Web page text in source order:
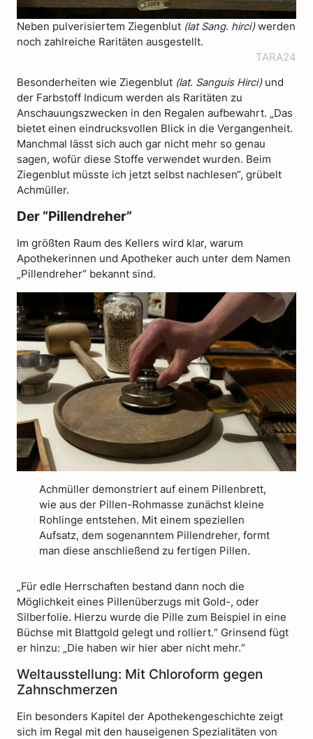
Neben pulverisiertem Ziegenblut (lat Sang. hirci)werden
noch zahlreiche Raritäten ausgestellt.
TARA24
Besonderheiten wie Ziegenblut (lat. Sanguis Hirci)und
der Farbstoff Indicum werden als Raritäten zu
Anschauungszwecken in den Regalen aufbewahrt. „Das
bietet einen eindrucksvollen Blick in die Vergangenheit.
Manchmal lässt sich auch gar nicht mehr so genau
sagen, wofür diese Stoffe verwendet wurden. Beim
Ziegenblut müsste ich jetzt selbst nachlesen“, grübelt
Achmüller.
Der “Pillendreher”
Im größten Raum des Kellers wird klar, warum
Apothekerinnen und Apotheker auch unter dem Namen
„Pillendreher“ bekannt sind.
Achmüller demonstriert auf einem Pillenbrett,
wie aus der Pillen-Rohmasse zunächst kleine
Rohlinge entstehen. Mit einem speziellen
Aufsatz, dem sogenanntem Pillendreher, formt
man diese anschließend zu fertigen Pillen.
„Für edle Herrschaften bestand dann noch die
Möglichkeit eines Pillenüberzugs mit Gold-, oder
Silberfolie. Hierzu wurde die Pille zum Beispiel in eine
Büchse mit Blattgold gelegt und rolliert.“ Grinsend fügt
er hinzu: „Die haben wir hier aber nicht mehr.“
Weltausstellung: Mit Chloroform gegen
Zahnschmerzen
Ein besonders Kapitel der Apothekengeschichte zeigt
sich im Regal mit den hauseigenen Spezialitäten von